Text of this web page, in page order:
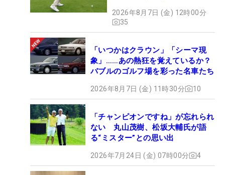
2026年8月7日 (金) 12時00分
35
「いつかはクラウン」「シーマ現
象」……あの熱狂を覚えているか？
バブルのゴルフ場を彩った名車たち
2026年8月7日 (金) 11時30分 10
「チャンピオンですね」が忘れられ
ない 丸山茂樹、松坂大輔氏が語
る“ミスター”との思い出
2026年7月24日 (金) 07時00分 4